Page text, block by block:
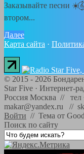
Заказывайте
втором...
Далее
Карта сайта ·
© 2015 - 2026
Star Five · Интернет-
Россия Москва // тел
makar@yandex.ru //
Войти // Тема от
Поиск по сайту